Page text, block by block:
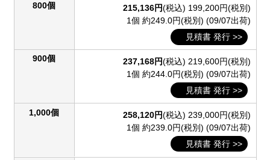
800個 215,136円(税込) 199,200円(税別)
1個 約249.0円(税別) (09/07出荷)
見積書 発行 >>
900個 237,168円(税込) 219,600円(税別)
1個 約244.0円(税別) (09/07出荷)
見積書 発行 >>
1,000個 258,120円(税込) 239,000円(税別)
1個 約239.0円(税別) (09/07出荷)
見積書 発行 >>